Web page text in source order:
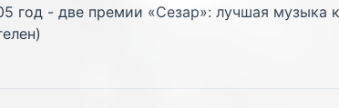
год - две премии «Сезар»: лучшая музыка